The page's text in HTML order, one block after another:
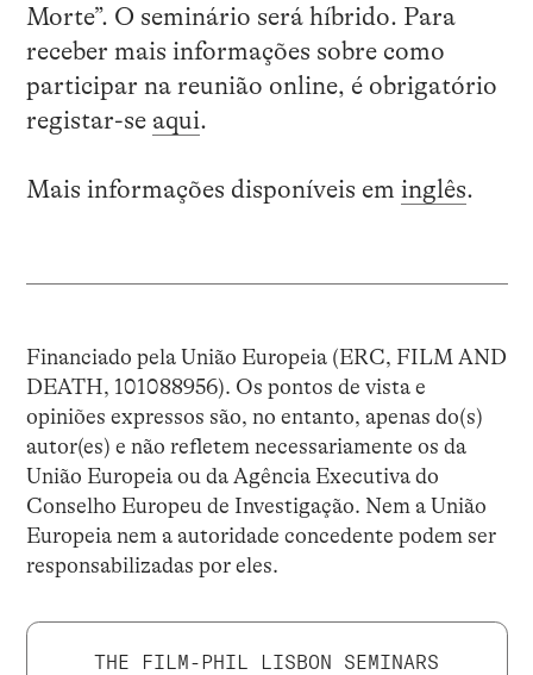
Morte”. O seminário será híbrido. Para
receber mais informações sobre como
participar na reunião online, é obrigatório
registar-se aqui.
Mais informações disponíveis em inglês.
Financiado pela União Europeia (ERC, FILM AND
DEATH, 101088956). Os pontos de vista e
opiniões expressos são, no entanto, apenas do(s)
autor(es) e não refletem necessariamente os da
União Europeia ou da Agência Executiva do
Conselho Europeu de Investigação. Nem a União
Europeia nem a autoridade concedente podem ser
responsabilizadas por eles.
THE FILM-PHIL LISBON SEMINARS